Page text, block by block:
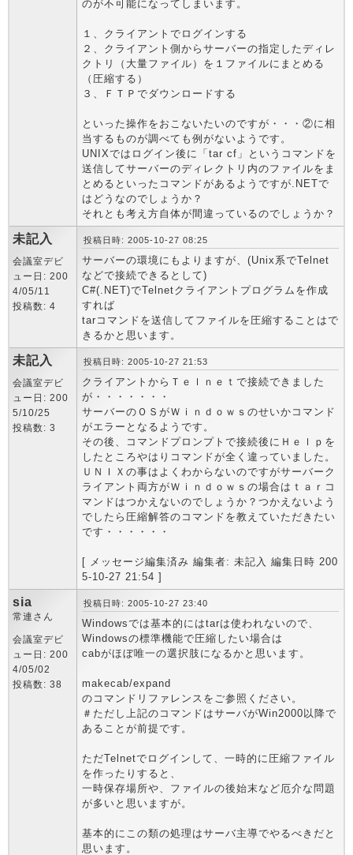
のが不可能になってしまいます。
１、クライアントでログインする
２、クライアント側からサーバーの指定したディレ
クトリ（大量ファイル）を１ファイルにまとめる
（圧縮する）
３、ＦＴＰでダウンロードする
といった操作をおこないたいのですが・・・②に相
当するものが調べても例がないようです。
UNIXではログイン後に「tar cf」というコマンドを
送信してサーバーのディレクトリ内のファイルをま
とめるといったコマンドがあるようですが.NETで
はどうなのでしょうか？
それとも考え方自体が間違っているのでしょうか？
未記入
会議室デビ
ュー日: 200
4/05/11
投稿数: 4
投稿日時: 2005-10-27 08:25
サーバーの環境にもよりますが、(Unix系でTelnet
などで接続できるとして)
C#(.NET)でTelnetクライアントプログラムを作成
すれば
tarコマンドを送信してファイルを圧縮することはで
きるかと思います。
未記入
会議室デビ
ュー日: 200
5/10/25
投稿数: 3
投稿日時: 2005-10-27 21:53
クライアントからＴｅｌｎｅｔで接続できました
が・・・・・・・
サーバーのＯＳがＷｉｎｄｏｗｓのせいかコマンド
がエラーとなるようです。
その後、コマンドプロンプトで接続後にＨｅｌｐを
したところやはりコマンドが全く違っていました。
ＵＮＩＸの事はよくわからないのですがサーバーク
ライアント両方がＷｉｎｄｏｗｓの場合はｔａｒコ
マンドはつかえないのでしょうか？つかえないよう
でしたら圧縮解答のコマンドを教えていただきたい
です・・・・・・
[ メッセージ編集済み 編集者: 未記入 編集日時 200
5-10-27 21:54 ]
sia
常連さん
会議室デビ
ュー日: 200
4/05/02
投稿数: 38
投稿日時: 2005-10-27 23:40
Windowsでは基本的にはtarは使われないので、
Windowsの標準機能で圧縮したい場合は
cabがほぼ唯一の選択肢になるかと思います。
makecab/expand
のコマンドリファレンスをご参照ください。
＃ただし上記のコマンドはサーバがWin2000以降で
あることが前提です。
ただTelnetでログインして、一時的に圧縮ファイル
を作ったりすると、
一時保存場所や、ファイルの後始末など厄介な問題
が多いと思いますが。
基本的にこの類の処理はサーバ主導でやるべきだと
思います。